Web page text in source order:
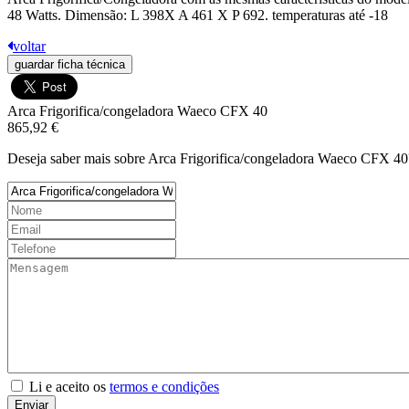
48 Watts. Dimensão: L 398X A 461 X P 692. temperaturas até -18
voltar
guardar ficha técnica
Arca Frigorifica/congeladora Waeco CFX 40
865,92 €
Deseja saber mais sobre Arca Frigorifica/congeladora Waeco CFX
Li e aceito os termos e condições
Enviar